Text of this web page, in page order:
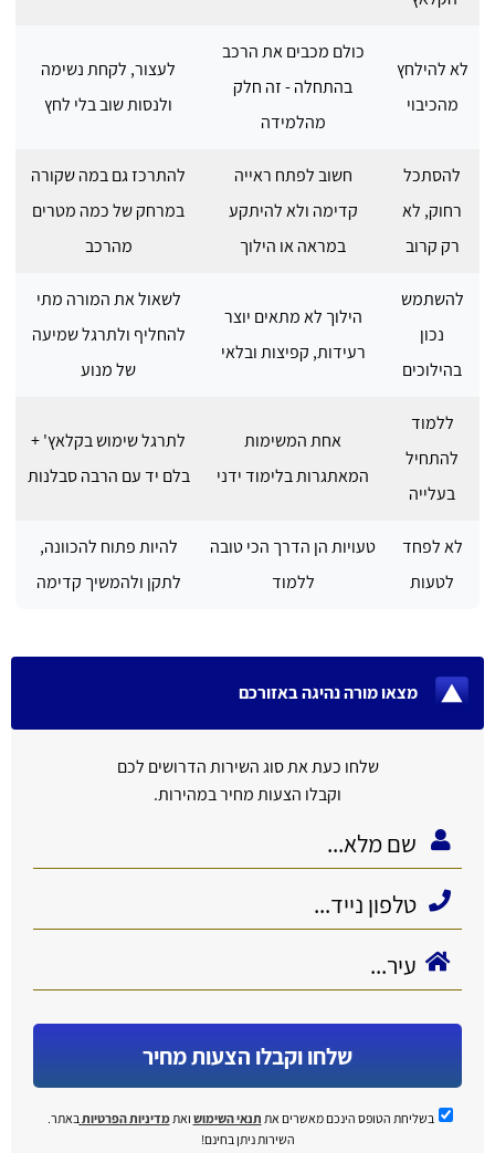
לא להילחץ
מהכיבוי
כולם מכבים את הרכב
בהתחלה - זה חלק
מהלמידה
לעצור, לקחת נשימה
ולנסות שוב בלי לחץ
להסתכל
רחוק, לא
רק קרוב
חשוב לפתח ראייה
קדימה ולא להיתקע
במראה או הילוך
להתרכז גם במה שקורה
במרחק של כמה מטרים
מהרכב
להשתמש
נכון
בהילוכים
הילוך לא מתאים יוצר
רעידות, קפיצות ובלאי
לשאול את המורה מתי
להחליף ולתרגל שמיעה
של מנוע
ללמוד
להתחיל
בעלייה
אחת המשימות
המאתגרות בלימוד ידני
לתרגל שימוש בקלאץ' +
בלם יד עם הרבה סבלנות
לא לפחד
לטעות
טעויות הן הדרך הכי טובה
ללמוד
להיות פתוח להכוונה,
לתקן ולהמשיך קדימה
מצאו מורה נהיגה באזורכם
שלחו כעת את סוג השירות הדרושים לכם
וקבלו הצעות מחיר במהירות.
שלחו וקבלו הצעות מחיר
בשליחת הטופס הינכם מאשרים את תנאי השימוש ואתמדיניות הפרטיותבאתר.
השירות ניתן בחינם!